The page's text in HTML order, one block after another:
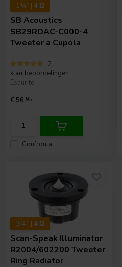
1¼" | 4 Ω
SB Acoustics
SB29RDAC-C000-4
Tweeter a Cupola
2
klantbeoordelingen
Confronta
Esaurito
€ 56,95
3/4" | 4 Ω
Scan-Speak Illuminator
R2004/602200 Tweeter
Ring Radiator